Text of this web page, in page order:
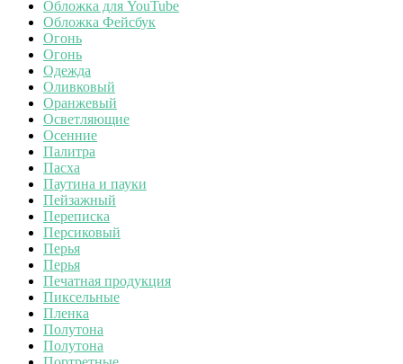
Обложка для YouTube
Обложка Фейсбук
Огонь
Огонь
Одежда
Оливковый
Оранжевый
Осветляющие
Осенние
Палитра
Пасха
Паутина и пауки
Пейзажный
Переписка
Персиковый
Перья
Перья
Печатная продукция
Пиксельные
Пленка
Полутона
Полутона